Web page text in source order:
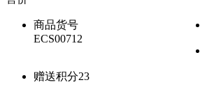
商品货号
ECS00712
赠送积分23